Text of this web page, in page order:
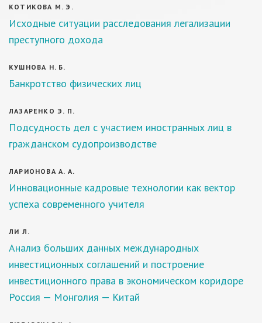
КОТИКОВА М. Э.
Исходные ситуации расследования легализации
преступного дохода
КУШНОВА Н. Б.
Банкротство физических лиц
ЛАЗАРЕНКО Э. П.
Подсудность дел с участием иностранных лиц в
гражданском судопроизводстве
ЛАРИОНОВА А. А.
Инновационные кадровые технологии как вектор
успеха современного учителя
ЛИ Л.
Анализ больших данных международных
инвестиционных соглашений и построение
инвестиционного права в экономическом коридоре
Россия — Монголия — Китай